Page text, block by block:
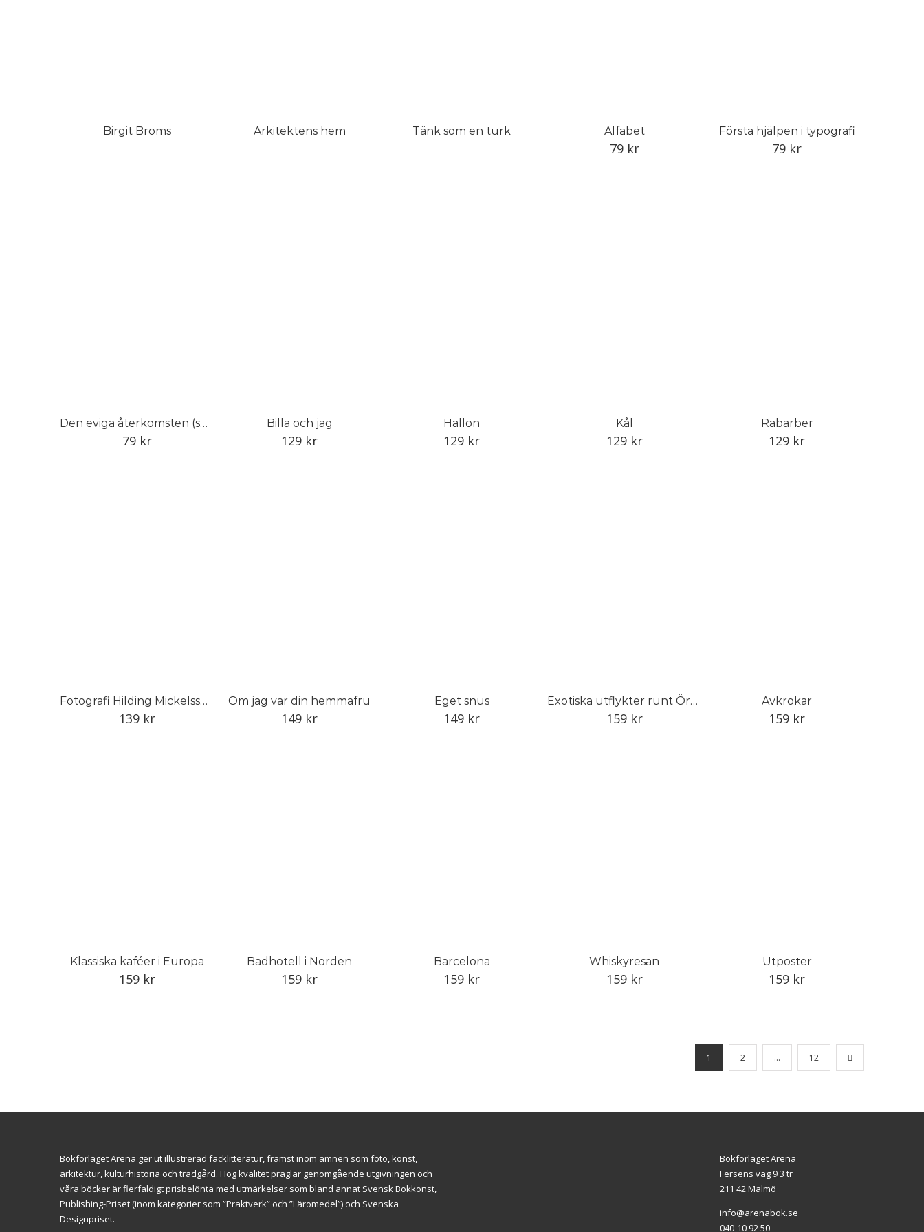
Birgit Broms Arkitektens hem Tänk som en turk Alfabet
79 kr
Första hjälpen i typografi
79 kr
Den eviga återkomsten (serietidning)
79 kr
Billa och jag
129 kr
Hallon
129 kr
Kål
129 kr
Rabarber
129 kr
Fotografi Hilding Mickelsson
139 kr
Om jag var din hemmafru
149 kr
Eget snus
149 kr
Exotiska utflykter runt Öresund
159 kr
Avkrokar
159 kr
Klassiska kaféer i Europa
159 kr
Badhotell i Norden
159 kr
Barcelona
159 kr
Whiskyresan
159 kr
Utposter
159 kr
1 2 … 12
Bokförlaget Arena ger ut illustrerad facklitteratur, främst inom ämnen som foto, konst,
arkitektur, kulturhistoria och trädgård. Hög kvalitet präglar genomgående utgivningen och
våra böcker är flerfaldigt prisbelönta med utmärkelser som bland annat Svensk Bokkonst,
Publishing-Priset (inom kategorier som ”Praktverk” och ”Läromedel”) och Svenska
Designpriset.
Bokförlaget Arena
Fersens väg 9 3 tr
211 42 Malmö
info@arenabok.se
040-10 92 50